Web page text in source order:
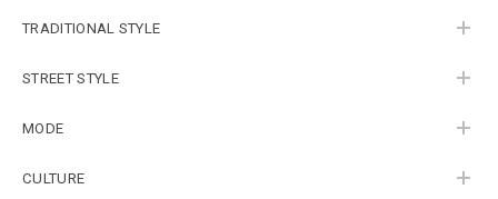
TRADITIONAL STYLE
STREET STYLE
MODE
CULTURE